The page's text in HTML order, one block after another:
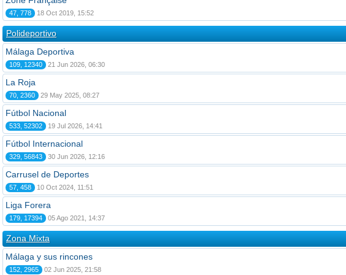
47, 778 18 Oct 2019, 15:52
Polideportivo
Málaga Deportiva
109, 12340 21 Jun 2026, 06:30
La Roja
70, 2360 29 May 2025, 08:27
Fútbol Nacional
533, 52302 19 Jul 2026, 14:41
Fútbol Internacional
329, 56843 30 Jun 2026, 12:16
Carrusel de Deportes
57, 458 10 Oct 2024, 11:51
Liga Forera
179, 17394 05 Ago 2021, 14:37
Zona Mixta
Málaga y sus rincones
152, 2965 02 Jun 2025, 21:58